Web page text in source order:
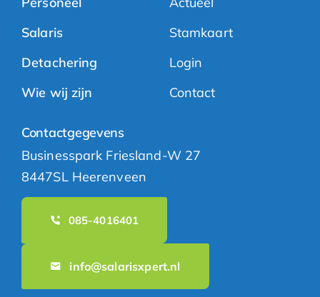
Salaris
Detachering
Wie wij zijn
Stamkaart
Login
Contact
Contactgegevens
Businesspark Friesland-W 27
8447SL Heerenveen
085-4016401
info@salarisxpert.nl